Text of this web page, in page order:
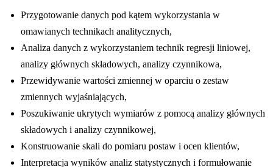
Przygotowanie danych pod kątem wykorzystania w
omawianych technikach analitycznych,
Analiza danych z wykorzystaniem technik regresji liniowej,
analizy głównych składowych, analizy czynnikowa,
Przewidywanie wartości zmiennej w oparciu o zestaw
zmiennych wyjaśniających,
Poszukiwanie ukrytych wymiarów z pomocą analizy głównych
składowych i analizy czynnikowej,
Konstruowanie skali do pomiaru postaw i ocen klientów,
Interpretacja wyników analiz statystycznych i formułowanie